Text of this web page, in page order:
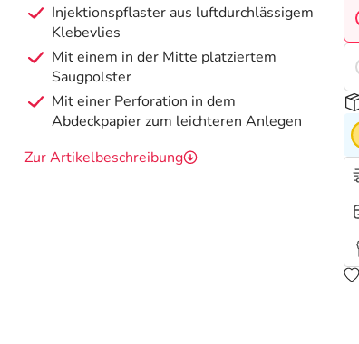
Injektionspflaster aus luftdurchlässigem
Klebevlies
Mit einem in der Mitte platziertem
Saugpolster
Mit einer Perforation in dem
Abdeckpapier zum leichteren Anlegen
Zur Artikelbeschreibung